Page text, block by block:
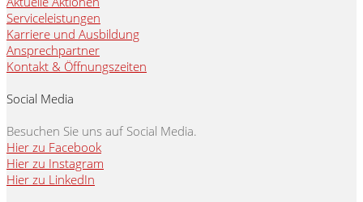
Serviceleistungen
Karriere und Ausbildung
Ansprechpartner
Kontakt & Öffnungszeiten
Social Media
Besuchen Sie uns auf Social Media.
Hier zu Facebook
Hier zu Instagram
Hier zu LinkedIn